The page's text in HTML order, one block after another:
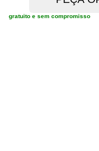
gratuito e sem compromisso